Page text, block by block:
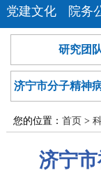
医院
领导
发展
医疗
党建文化
历史纪念馆
党建动态
巾帼文明岗
廉政建设
院务
信息
服务
信访
研究团
济宁市分子精神
验室
您的位置： 首页 >
济宁